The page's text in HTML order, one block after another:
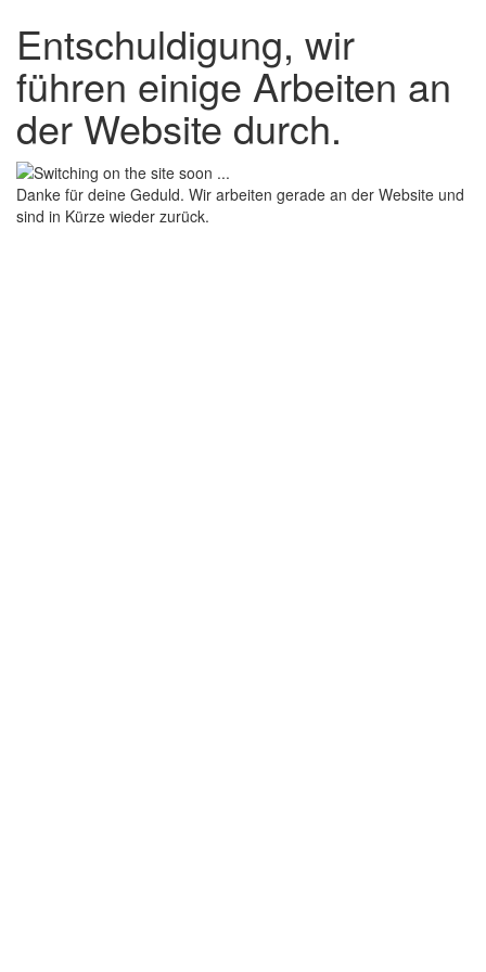
Entschuldigung, wir
führen einige Arbeiten an
der Website durch.
Danke für deine Geduld. Wir arbeiten gerade an der Website und
sind in Kürze wieder zurück.